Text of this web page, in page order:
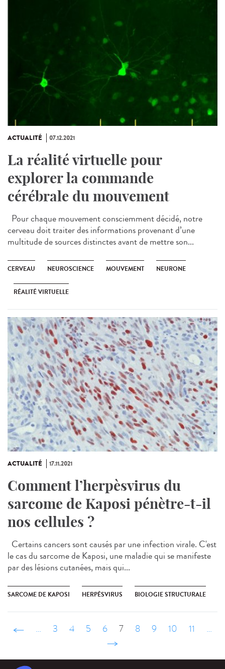
ACTUALITÉ 07.12.2021
La réalité virtuelle pour
explorer la commande
cérébrale du mouvement
Pour chaque mouvement consciemment décidé, notre
cerveau doit traiter des informations provenant d’une
multitude de sources distinctes avant de mettre son...
CERVEAU NEUROSCIENCE MOUVEMENT NEURONE
RÉALITÉ VIRTUELLE
ACTUALITÉ 17.11.2021
Comment l’herpèsvirus du
sarcome de Kaposi pénètre-t-il
nos cellules ?
Certains cancers sont causés par une infection virale. C'est
le cas du sarcome de Kaposi, une maladie qui se manifeste
par des lésions cutanées, mais qui...
SARCOME DE KAPOSI HERPÈSVIRUS BIOLOGIE STRUCTURALE
‹ précédent
… 3 4 5 6 7 8 9 10 11
…
suivant ›